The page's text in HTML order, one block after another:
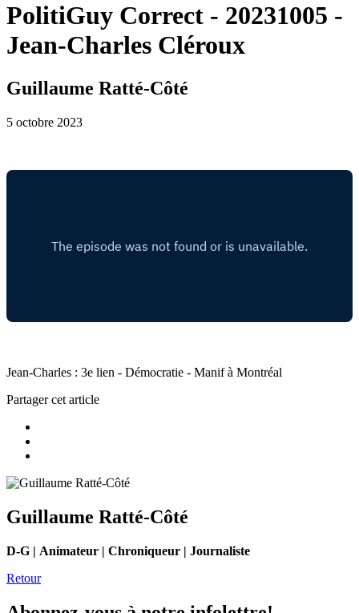
PolitiGuy Correct - 20231005 -
Jean-Charles Cléroux
Guillaume Ratté-Côté
5 octobre 2023
Jean-Charles : 3e lien - Démocratie - Manif à Montréal
Partager cet article
Guillaume Ratté-Côté
D-G | Animateur | Chroniqueur | Journaliste
Retour